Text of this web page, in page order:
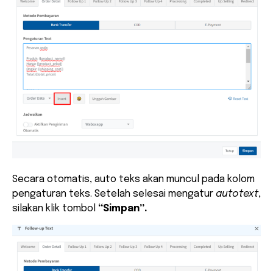
Secara otomatis, auto teks akan muncul pada kolom
pengaturan teks. Setelah selesai mengatur autotext,
silakan klik tombol “Simpan”.